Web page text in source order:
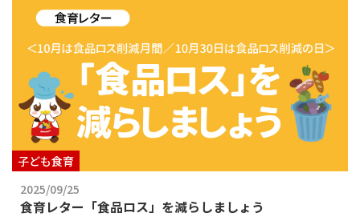
2025/09/25
食育レター「食品ロス」を減らしましょう
子ども食育